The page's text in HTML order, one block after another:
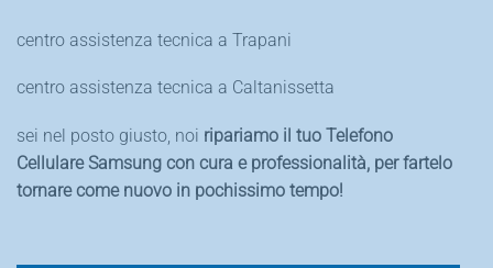
centro assistenza tecnica a Trapani
centro assistenza tecnica a Caltanissetta
sei nel posto giusto, noi ripariamo il tuo Telefono
Cellulare Samsung con cura e professionalità, per fartelo
tornare come nuovo in pochissimo tempo!